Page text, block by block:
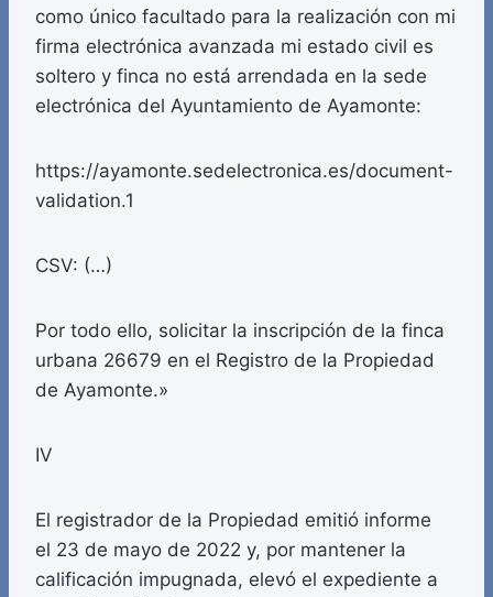
como único facultado para la realización con mi
firma electrónica avanzada mi estado civil es
soltero y finca no está arrendada en la sede
electrónica del Ayuntamiento de Ayamonte:
https://ayamonte.sedelectronica.es/document-
validation.1
CSV: (…)
Por todo ello, solicitar la inscripción de la finca
urbana 26679 en el Registro de la Propiedad
de Ayamonte.»
IV
El registrador de la Propiedad emitió informe
el 23 de mayo de 2022 y, por mantener la
calificación impugnada, elevó el expediente a